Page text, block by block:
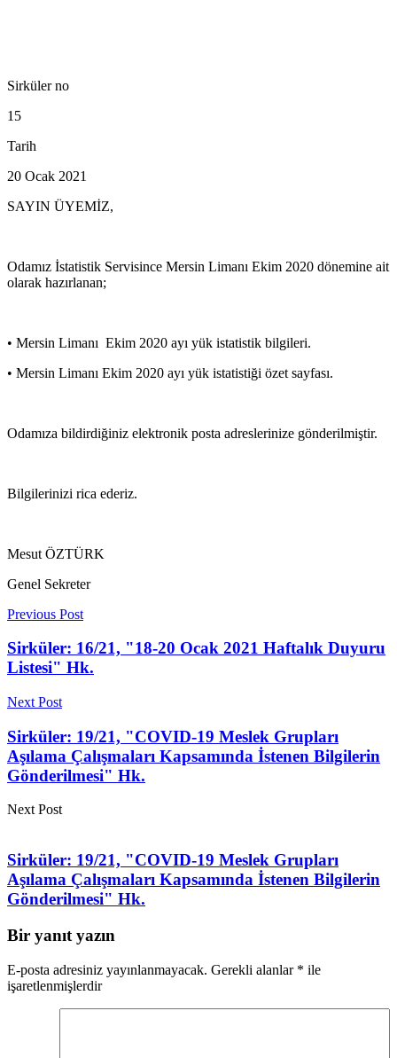
Sirküler no
15
Tarih
20 Ocak 2021
SAYIN ÜYEMİZ,
Odamız İstatistik Servisince Mersin Limanı Ekim 2020 dönemine ait
olarak hazırlanan;
• Mersin Limanı Ekim 2020 ayı yük istatistik bilgileri.
• Mersin Limanı Ekim 2020 ayı yük istatistiği özet sayfası.
Odamıza bildirdiğiniz elektronik posta adreslerinize gönderilmiştir.
Bilgilerinizi rica ederiz.
Mesut ÖZTÜRK
Genel Sekreter
Previous Post
Sirküler: 16/21, "18-20 Ocak 2021 Haftalık Duyuru
Listesi" Hk.
Next Post
Sirküler: 19/21, "COVID-19 Meslek Grupları
Aşılama Çalışmaları Kapsamında İstenen Bilgilerin
Gönderilmesi" Hk.
Next Post
Sirküler: 19/21, "COVID-19 Meslek Grupları
Aşılama Çalışmaları Kapsamında İstenen Bilgilerin
Gönderilmesi" Hk.
Bir yanıt yazın
E-posta adresiniz yayınlanmayacak. Gerekli alanlar * ile
işaretlenmişlerdir